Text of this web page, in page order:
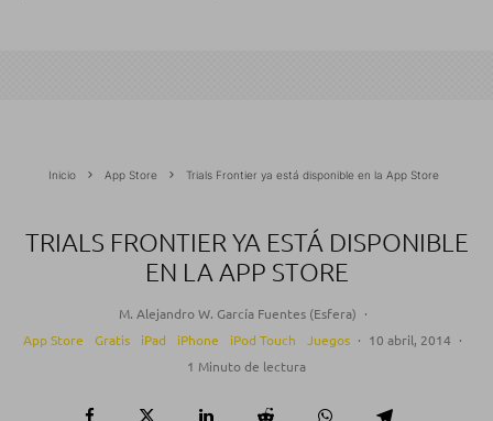
Inicio App Store Trials Frontier ya está disponible en la App Store
TRIALS FRONTIER YA ESTÁ DISPONIBLE
EN LA APP STORE
M. Alejandro W. García Fuentes (Esfera) ·
App Store
Gratis iPad iPhone iPod Touch Juegos · 10 abril, 2014 ·
1 Minuto de lectura